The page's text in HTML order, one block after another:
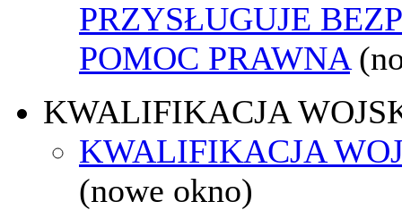
PRZYSŁUGUJE
POMOC PRAWNA
KWALIFIKACJA
KWALIFIKACJA
(nowe okno)